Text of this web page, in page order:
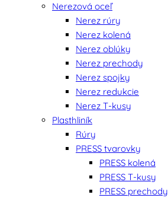
Nerezová oceľ
Nerez rúry
Nerez kolená
Nerez oblúky
Nerez prechody
Nerez spojky
Nerez redukcie
Nerez T-kusy
Plasthliník
Rúry
PRESS tvarovky
PRESS kolená
PRESS T-kusy
PRESS prechody